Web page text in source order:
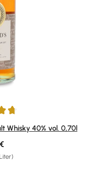
4.7 von 5 Sternen
Whisky 40% vol. 0,70l
Preis: